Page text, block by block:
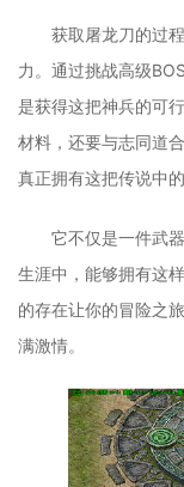
获取屠龙刀的过
力。通过挑战高级
是获得这把神兵的可
材料，还要与志同道
真正拥有这把传说中
它不仅是一件武
生涯中，能够拥有这
的存在让你的冒险之
满激情。